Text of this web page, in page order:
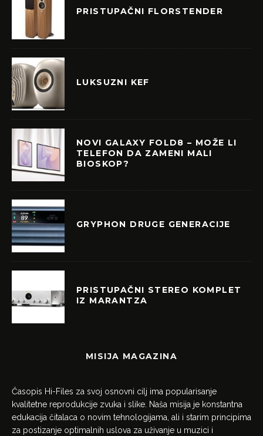
PRISTUPAČNI FLORSTENDER
LUKSUZNI KEF
NOVI GALAXY FOLD8 – MOŽE LI
TELEFON DA ZAMENI MALI
BIOSKOP?
GRYPHON DRUGE GENERACIJE
PRISTUPAČNI STEREO KOMPLET
IZ MARANTZA
MISIJA MAGAZINA
Časopis Hi-Files za svoj osnovni cilj ima popularisanje
kvalitetne reprodukcije zvuka i slike. Naša misija je konstantna
edukacija čitalaca o novim tehnologijama, ali i starim principima
za postizanje optimalnih uslova za uživanje u muzici i